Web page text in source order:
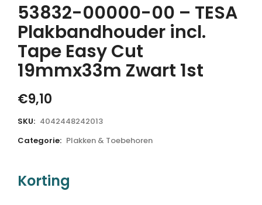
53832-00000-00 – TESA
Plakbandhouder incl.
Tape Easy Cut
19mmx33m Zwart 1st
€9,10
SKU: 4042448242013
Categorie: Plakken & Toebehoren
Korting